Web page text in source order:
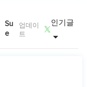
Su
e
업데이
트

인기글